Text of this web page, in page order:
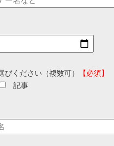
びください（複数可）
【必須】
記事